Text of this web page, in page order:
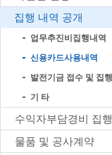
집행 내역 공개
업무추진비집행내역
신용카드사용내역
발전기금 접수 및 집
기 타
수익자부담경비 집
물품 및 공사계약